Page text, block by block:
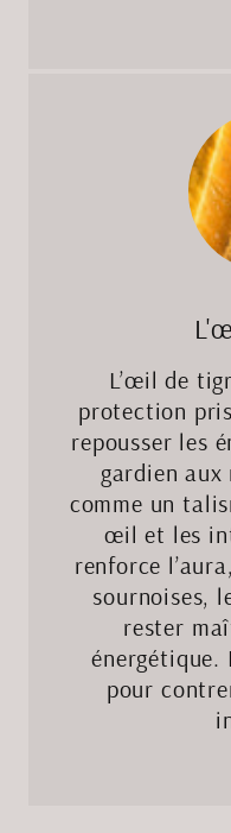
L’œil de
protection
repousser les
gardien
comme un
œil et les
renforce
sournoises,
rester
énergétique.
pour